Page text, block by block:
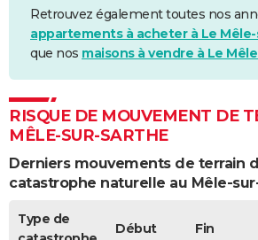
Retrouvez également toutes nos
appartements à acheter à Le
que nos maisons à vendre à Le
RISQUE DE MOUVEMENT DE
MÊLE-SUR-SARTHE
Derniers mouvements de terrain
catastrophe naturelle au Mêle-
Type de
Début Fin